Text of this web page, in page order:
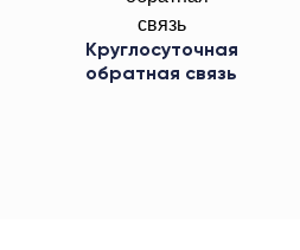
Круглосуточная
обратная связь